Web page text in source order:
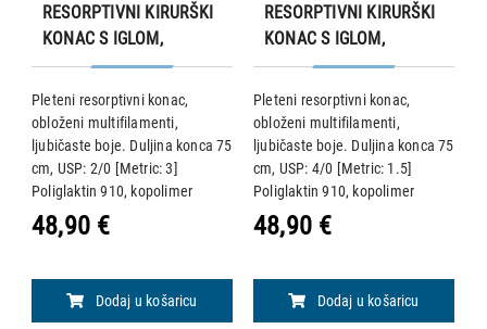
RESORPTIVNI KIRURŠKI
KONAC S IGLOM,
SURGICRYL 910, USP
2/0, IGLA 3/8, REV CUT,
24mm/75cm, pakiranje
od 12 komada
Pleteni resorptivni konac,
obloženi multifilamenti,
ljubičaste boje. Duljina konca 75
cm, USP: 2/0 [Metric: 3]
Poliglaktin 910, kopolimer
sastava 90% glikolid i 10% L-
laktid. Igla: 3/8, reverse cutting,
kojim se
48,90 €
Dodaj u košaricu
RESORPTIVNI KIRURŠKI
KONAC S IGLOM,
SURGICRYL 910, USP
4/0, IGLA 3/8, REV CUT,
19mm/75cm, pakiranje
od 12 komada
Pleteni resorptivni konac,
obloženi multifilamenti,
ljubičaste boje. Duljina konca 75
cm, USP: 4/0 [Metric: 1.5]
Poliglaktin 910, kopolimer
sastava 90% glikolid i 10% L-
laktid. Igla: 3/8, reverse cutting,
kojim s
48,90 €
Dodaj u košaricu